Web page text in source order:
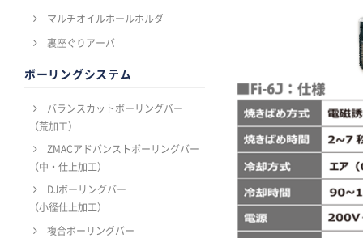
マルチオイルホールホルダ
裏座ぐりアーバ
ボーリングシステム
バランスカットボーリングバー
（荒加工）
ZMACアドバンストボーリングバー
（中・仕上加工）
DJボーリングバー
（小径仕上加工）
複合ボーリングバー